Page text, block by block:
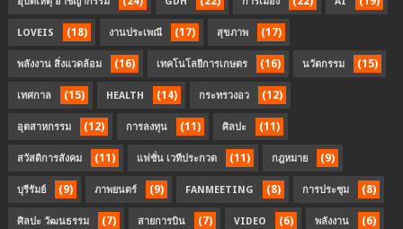
LOVEIS (18) งานประเพณี (17) สุขภาพ (17)
พลังงาน สิ่งแวดล้อม (16) เทคโนโลยีการเกษตร (16) นวัตกรรม (15)
เทศกาล (15) HEALTH (14) กระทรวงอว (12)
อุตสาหกรรม (12) การลงทุน (11) ศิลปะ (11)
สวัสดิการสังคม (11) แฟชั่น เวทีประกวด (11) กฎหมาย (9)
บุรีรัมย์ (9) ภาพยนตร์ (9) FANMEETING (8) การประชุม (8)
ศิลปะ วัฒนธรรม (7) สายการบิน (7) VIDEO (6) พลังงาน (6)